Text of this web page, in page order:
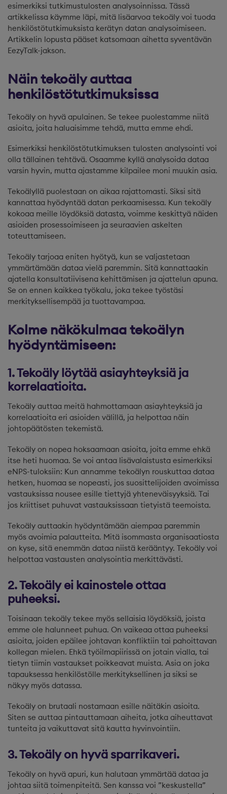
esimerkiksi tutkimustulosten analysoinnissa. Tässä
artikkelissa käymme läpi, mitä lisäarvoa tekoäly voi tuoda
henkilöstötutkimuksista kerätyn datan analysoimiseen.
Artikkelin lopusta pääset katsomaan aihetta syventävän
EezyTalk-jakson.
Näin tekoäly auttaa
henkilöstötutkimuksissa
Tekoäly on hyvä apulainen. Se tekee puolestamme niitä
asioita, joita haluaisimme tehdä, mutta emme ehdi.
Esimerkiksi henkilöstötutkimuksen tulosten analysointi voi
olla tällainen tehtävä. Osaamme kyllä analysoida dataa
varsin hyvin, mutta ajastamme kilpailee moni muukin asia.
Tekoälyllä puolestaan on aikaa rajattomasti. Siksi sitä
kannattaa hyödyntää datan perkaamisessa. Kun tekoäly
kokoaa meille löydöksiä datasta, voimme keskittyä näiden
asioiden prosessoimiseen ja seuraavien askelten
toteuttamiseen.
Tekoäly tarjoaa eniten hyötyä, kun se valjastetaan
ymmärtämään dataa vielä paremmin. Sitä kannattaakin
ajatella konsultatiivisena kehittämisen ja ajattelun apuna.
Se on ennen kaikkea työkalu, joka tekee työstäsi
merkityksellisempää ja tuottavampaa.
Kolme näkökulmaa tekoälyn
hyödyntämiseen:
1. Tekoäly löytää asiayhteyksiä ja
korrelaatioita.
Tekoäly auttaa meitä hahmottamaan asiayhteyksiä ja
korrelaatioita eri asioiden välillä, ja helpottaa näin
johtopäätösten tekemistä.
Tekoäly on nopea hoksaamaan asioita, joita emme ehkä
itse heti huomaa. Se voi antaa lisävalaistusta esimerkiksi
eNPS-tuloksiin: Kun annamme tekoälyn rouskuttaa dataa
hetken, huomaa se nopeasti, jos suosittelijoiden avoimissa
vastauksissa nousee esille tiettyjä yhteneväisyyksiä. Tai
jos kriittiset puhuvat vastauksissaan tietyistä teemoista.
Tekoäly auttaakin hyödyntämään aiempaa paremmin
myös avoimia palautteita. Mitä isommasta organisaatiosta
on kyse, sitä enemmän dataa niistä kerääntyy. Tekoäly voi
helpottaa vastausten analysointia merkittävästi.
2. Tekoäly ei kainostele ottaa
puheeksi.
Toisinaan tekoäly tekee myös sellaisia löydöksiä, joista
emme ole halunneet puhua. On vaikeaa ottaa puheeksi
asioita, joiden epäilee johtavan konfliktiin tai pahoittavan
kollegan mielen. Ehkä työilmapiirissä on jotain vialla, tai
tietyn tiimin vastaukset poikkeavat muista. Asia on joka
tapauksessa henkilöstölle merkityksellinen ja siksi se
näkyy myös datassa.
Tekoäly on brutaali nostamaan esille näitäkin asioita.
Siten se auttaa pintauttamaan aiheita, jotka aiheuttavat
tunteita ja vaikuttavat sitä kautta hyvinvointiin.
3. Tekoäly on hyvä sparrikaveri.
Tekoäly on hyvä apuri, kun halutaan ymmärtää dataa ja
johtaa siitä toimenpiteitä. Sen kanssa voi ”keskustella”